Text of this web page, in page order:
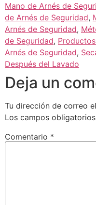
Mano de Arnés de
de Arnés de Seguridad,
Arnés de Seguridad,
de Seguridad,
Arnés de Seguridad,
Después del Lavado
Deja un
Tu dirección de correo
Los campos
Comentario *